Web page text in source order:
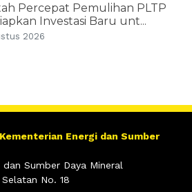
Percepat Pemulihan PLTP
Investasi Baru unt...
2026
Energi dan Sumber
Sumber Daya Mineral
No. 18